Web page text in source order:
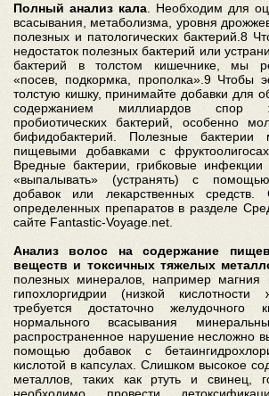
Полный анализ кала . Необходим для
всасывания, метаболизма, уровня
полезных и патологических бактерий.8
недостаток полезных бактерий или
бактерий в толстом кишечнике, мы
«посев, подкормка, прополка».9 Чтобы
толстую кишку, принимайте добавки для
содержанием миллиардов спор
пробиотических бактерий, особенно
бифидобактерий. Полезные бактерии
пищевыми добавками с
Вредные бактерии, грибковые
«выпалывать» (устранять) с помощью
добавок или лекарственных средств.
определенных препаратов в разделе
сайте Fantastic-Voyage.net.
Анализ волос на содержание
веществ и токсичных тяжелых
полезных минералов, например магния
гипохлоргидрии (низкой
требуется достаточно желудочного
нормального всасывания
распространенное нарушение несложно
помощью добавок с
кислотой в капсулах. Слишком высокое
металлов, таких как ртуть и свинец,